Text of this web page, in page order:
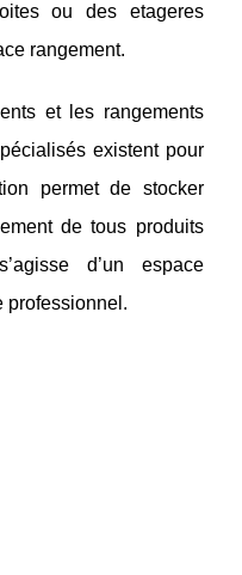
ou des etageres
rangement.
et les rangements
existent pour
permet de stocker
de tous produits
d’un espace
professionnel.